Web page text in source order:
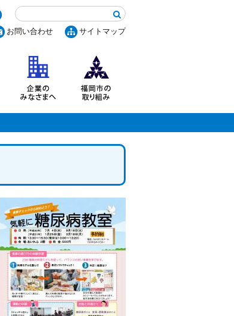
お問い合わせ サイトマップ